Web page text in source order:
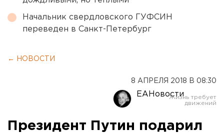
Начальник свердловского ГУФСИН
переведен в Санкт-Петербург
← НОВОСТИ
8 АПРЕЛЯ 2018 В 08:30
ЕАНовости
Президент Путин подарил